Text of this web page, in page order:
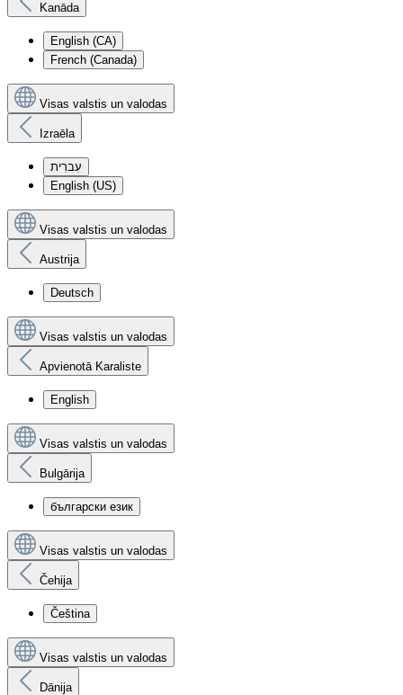
Kanāda
English (CA)
French (Canada)
Visas valstis un valodas
Izraēla
עִברִית
English (US)
Visas valstis un valodas
Austrija
Deutsch
Visas valstis un valodas
Apvienotā Karaliste
English
Visas valstis un valodas
Bulgārija
български език
Visas valstis un valodas
Čehija
Čeština
Visas valstis un valodas
Dānija